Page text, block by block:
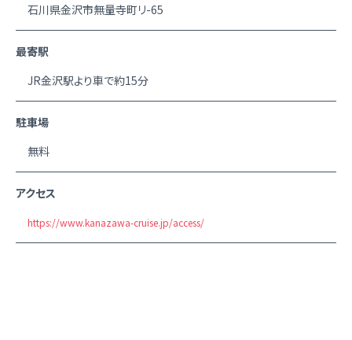
石川県金沢市無量寺町リ-65
最寄駅
JR金沢駅より車で約15分
駐車場
無料
アクセス
https://www.kanazawa-cruise.jp/access/